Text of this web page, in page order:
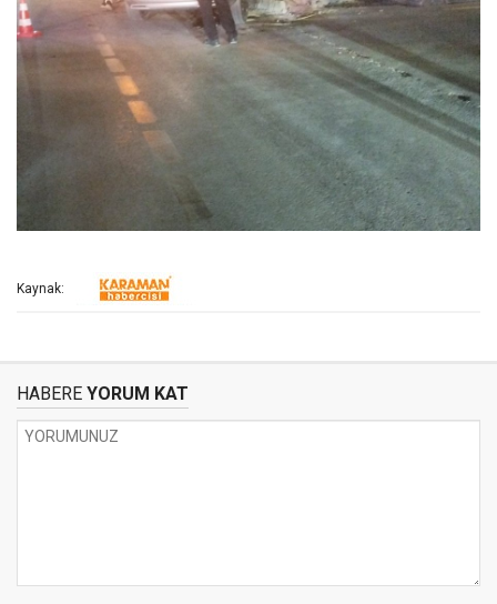
Kaynak:
HABERE YORUM KAT